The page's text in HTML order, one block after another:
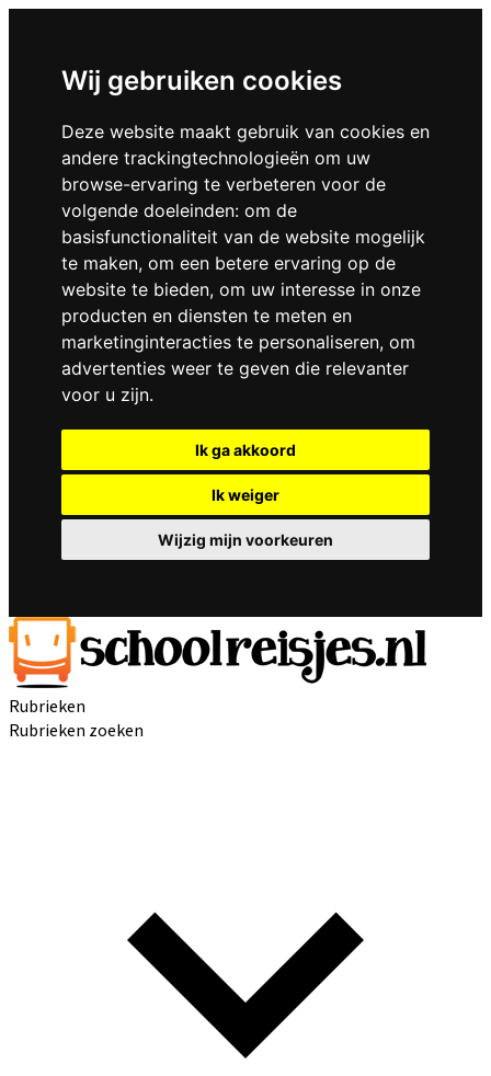
Wij gebruiken cookies
Deze website maakt gebruik van cookies en
andere trackingtechnologieën om uw
browse-ervaring te verbeteren voor de
volgende doeleinden: om de
basisfunctionaliteit van de website mogelijk
te maken, om een betere ervaring op de
website te bieden, om uw interesse in onze
producten en diensten te meten en
marketinginteracties te personaliseren, om
advertenties weer te geven die relevanter
voor u zijn.
Ik ga akkoord
Ik weiger
Wijzig mijn voorkeuren
Rubrieken
Rubrieken zoeken